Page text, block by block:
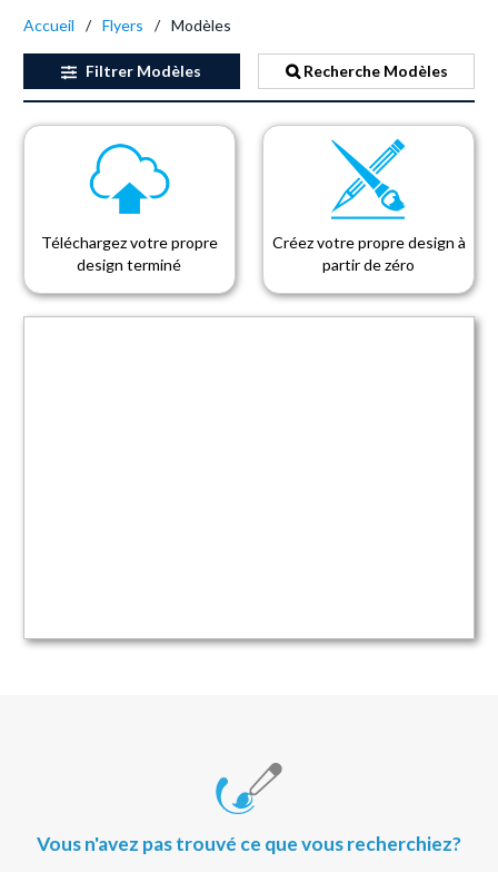
Accueil Flyers Modèles
Filtrer Modèles Recherche Modèles
Téléchargez votre propre
design terminé
Créez votre propre design à
partir de zéro
Vous n'avez pas trouvé ce que vous recherchiez?